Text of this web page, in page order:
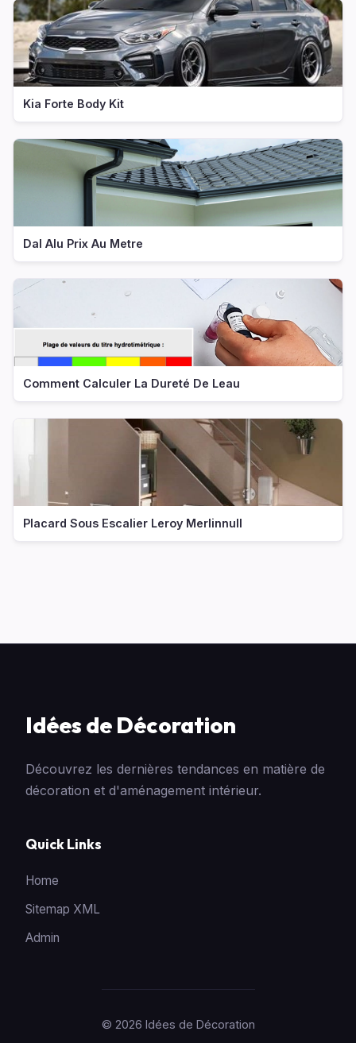
Kia Forte Body Kit
Dal Alu Prix Au Metre
Comment Calculer La Dureté De Leau
Placard Sous Escalier Leroy Merlinnull
Idées de Décoration
Découvrez les dernières tendances en matière de
décoration et d'aménagement intérieur.
Quick Links
Home
Sitemap XML
Admin
© 2026 Idées de Décoration